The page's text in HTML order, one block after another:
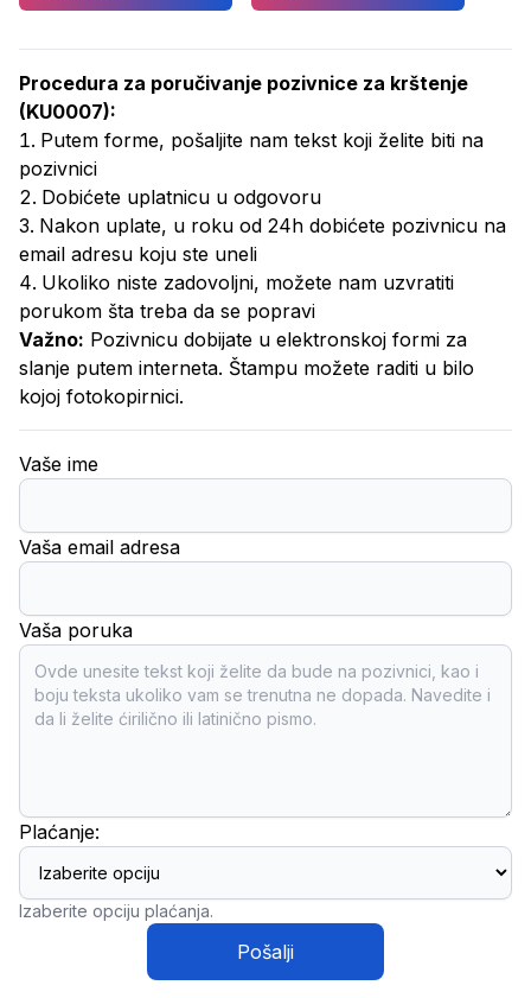
Procedura za poručivanje pozivnice za krštenje
(KU0007):
Putem forme, pošaljite nam tekst koji želite biti na
pozivnici
Dobićete uplatnicu u odgovoru
Nakon uplate, u roku od 24h dobićete pozivnicu na
email adresu koju ste uneli
Ukoliko niste zadovoljni, možete nam uzvratiti
porukom šta treba da se popravi
Važno: Pozivnicu dobijate u elektronskoj formi za
slanje putem interneta. Štampu možete raditi u bilo
kojoj fotokopirnici.
Vaše ime
Vaša email adresa
Vaša poruka
Plaćanje:
Izaberite opciju plaćanja.
Pošalji